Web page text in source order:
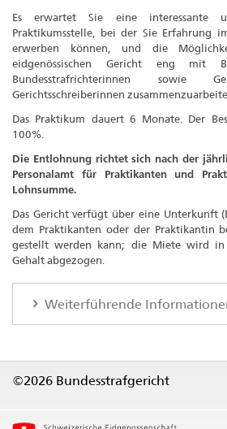
Es erwartet Sie eine interessante
Praktikumsstelle, bei der Sie Erfahrung
erwerben können, und die
eidgenössischen Gericht eng mit
Bundesstrafrichterinnen sowie
Gerichtsschreiberinnen
Das Praktikum dauert 6 Monate. Der
100%.
Die Entlohnung richtet sich nach der
Personalamt für Praktikanten und
Lohnsumme.
Das Gericht verfügt über eine Unterkunft
dem Praktikanten oder der Praktikantin
gestellt werden kann; die Miete wird
Gehalt abgezogen.
Weiterführende
©2026 Bundesstrafgericht